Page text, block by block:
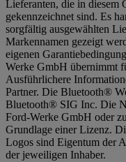
Lieferanten, die in diesem
gekennzeichnet sind. Es
sorgfältig ausgewählten
Markennamen gezeigt
eigenen
Werke GmbH übernimmt
Ausführlichere
Partner. Die Bluetooth®
Bluetooth® SIG Inc. Die
Ford-Werke GmbH oder
Grundlage einer Lizenz.
Logos sind Eigentum der
der jeweiligen Inhaber.